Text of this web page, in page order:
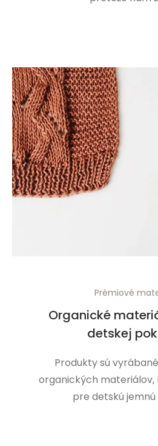
Prémiové
Organické
detskej
Produkty sú
organických materiálov,
pre detskú jemnú